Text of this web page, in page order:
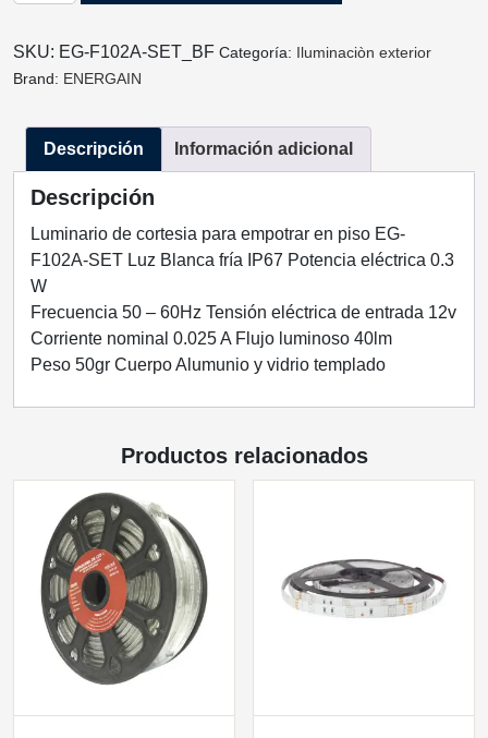
PARA
EMPOTRAR
PISO
F102A-
SET
LUZ
BLANCA
FRÍA
IP67
ENERGAIN
cantidad
SKU: EG-F102A-SET_BF Categoría: Iluminaciòn exterior
Brand: ENERGAIN
Descripción Información adicional
Descripción
Luminario de cortesia para empotrar en piso EG-
F102A-SET Luz Blanca fría IP67 Potencia eléctrica 0.3
W
Frecuencia 50 – 60Hz Tensión eléctrica de entrada 12v
Corriente nominal 0.025 A Flujo luminoso 40lm
Peso 50gr Cuerpo Alumunio y vidrio templado
Productos relacionados